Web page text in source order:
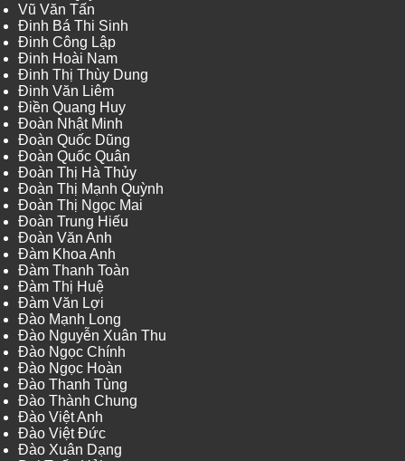
Vũ Văn Tấn
Đinh Bá Thi Sinh
Đinh Công Lập
Đinh Hoài Nam
Đinh Thị Thùy Dung
Đinh Văn Liêm
Điền Quang Huy
Đoàn Nhật Minh
Đoàn Quốc Dũng
Đoàn Quốc Quân
Đoàn Thị Hà Thủy
Đoàn Thị Mạnh Quỳnh
Đoàn Thị Ngọc Mai
Đoàn Trung Hiếu
Đoàn Văn Anh
Đàm Khoa Anh
Đàm Thanh Toàn
Đàm Thị Huệ
Đàm Văn Lợi
Đào Mạnh Long
Đào Nguyễn Xuân Thu
Đào Ngọc Chính
Đào Ngọc Hoàn
Đào Thanh Tùng
Đào Thành Chung
Đào Việt Anh
Đào Việt Đức
Đào Xuân Dạng